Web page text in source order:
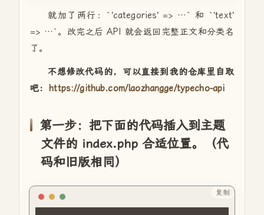
就加了两行：`’categories’ => …` 和 `’text’
=> …`。改完之后 API 就会返回完整正文和分类名
了。
不想修改代码的，可以直接到我的仓库里自取
吧：
https://github.com/laozhangge/typecho-api
第一步：把下面的代码插入到主题
文件的 index.php 合适位置。（代
码和旧版相同）
复制PHP